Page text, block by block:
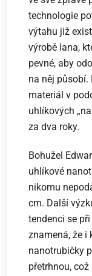
technologie
výtahu již
výrobě lana,
pevné, aby
na něj působí.
materiál v
uhlíkových
za dva roky.
Bohužel
uhlíkové
nikomu
cm. Další
tendenci se
znamená, že i
nanotrubičky
přetrhnou,